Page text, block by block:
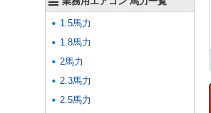
1.5馬力
1.8馬力
2馬力
2.3馬力
2.5馬力